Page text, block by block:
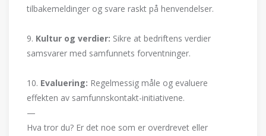
tilbakemeldinger og svare raskt på henvendelser.
9. Kultur og verdier: Sikre at bedriftens verdier
samsvarer med samfunnets forventninger.
10. Evaluering: Regelmessig måle og evaluere
effekten av samfunnskontakt-initiativene.
—
Hva tror du? Er det noe som er overdrevet eller